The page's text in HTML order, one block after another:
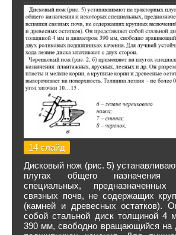
14 слайд
Дисковый нож (рис. 5)
плугах общего назначения
специальных,
связных почв, не содержащих
(камней и древесных остатков).
собой стальной диск толщиной 4
390 мм, свободно вращающийся на